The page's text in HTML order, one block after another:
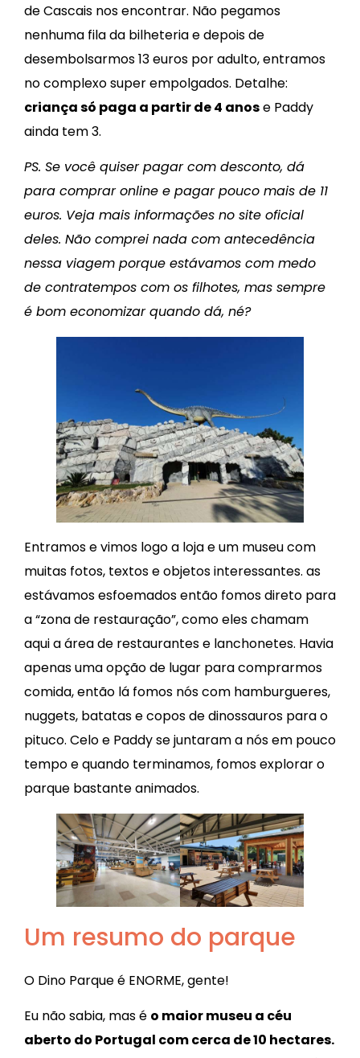
de Cascais nos encontrar. Não pegamos
nenhuma fila da bilheteria e depois de
desembolsarmos 13 euros por adulto, entramos
no complexo super empolgados. Detalhe:
criança só paga a partir de 4 anose Paddy
ainda tem 3.
PS. Se você quiser pagar com desconto, dá
para comprar online e pagar pouco mais de 11
euros. Veja mais informações no site oficial
deles. Não comprei nada com antecedência
nessa viagem porque estávamos com medo
de contratempos com os filhotes, mas sempre
é bom economizar quando dá, né?
Entramos e vimos logo a loja e um museu com
muitas fotos, textos e objetos interessantes. as
estávamos esfoemados então fomos direto para
a “zona de restauração”, como eles chamam
aqui a área de restaurantes e lanchonetes. Havia
apenas uma opção de lugar para comprarmos
comida, então lá fomos nós com hamburgueres,
nuggets, batatas e copos de dinossauros para o
pituco. Celo e Paddy se juntaram a nós em pouco
tempo e quando terminamos, fomos explorar o
parque bastante animados.
Um resumo do parque
O Dino Parque é ENORME, gente!
Eu não sabia, mas é o maior museu a céu
aberto do Portugal com cerca de 10 hectares.